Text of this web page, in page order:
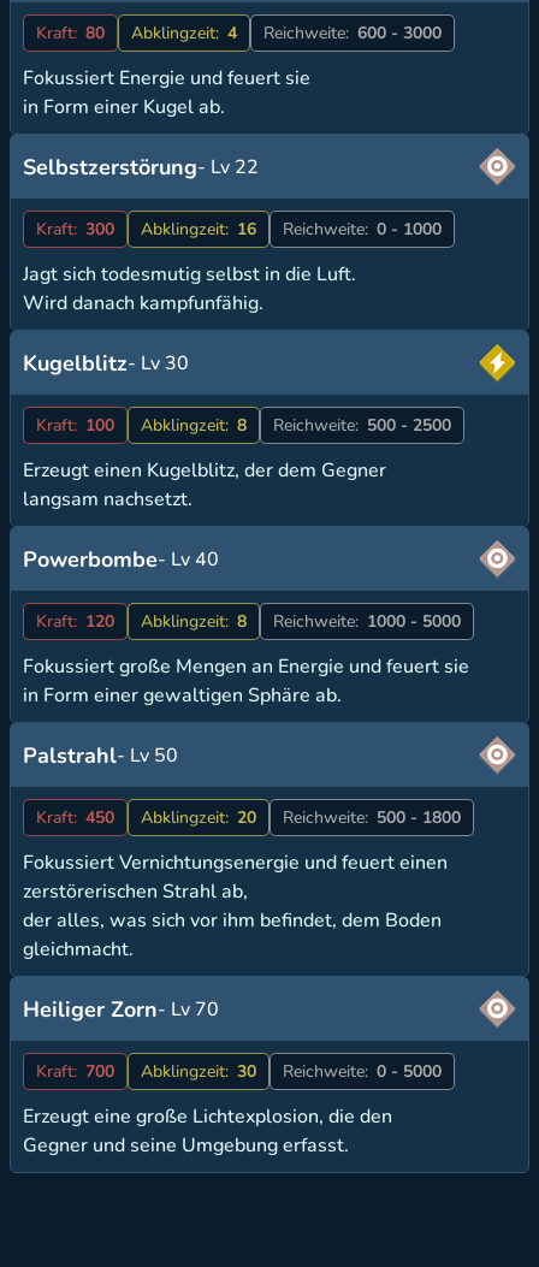
Kraft: 80 Abklingzeit: 4 Reichweite: 600 - 3000
Fokussiert Energie und feuert sie
in Form einer Kugel ab.
Selbstzerstörung- Lv 22
Kraft: 300 Abklingzeit: 16 Reichweite: 0 - 1000
Jagt sich todesmutig selbst in die Luft.
Wird danach kampfunfähig.
Kugelblitz- Lv 30
Kraft: 100 Abklingzeit: 8 Reichweite: 500 - 2500
Erzeugt einen Kugelblitz, der dem Gegner
langsam nachsetzt.
Powerbombe- Lv 40
Kraft: 120 Abklingzeit: 8 Reichweite: 1000 - 5000
Fokussiert große Mengen an Energie und feuert sie
in Form einer gewaltigen Sphäre ab.
Palstrahl- Lv 50
Kraft: 450 Abklingzeit: 20 Reichweite: 500 - 1800
Fokussiert Vernichtungsenergie und feuert einen
zerstörerischen Strahl ab,
der alles, was sich vor ihm befindet, dem Boden
gleichmacht.
Heiliger Zorn- Lv 70
Kraft: 700 Abklingzeit: 30 Reichweite: 0 - 5000
Erzeugt eine große Lichtexplosion, die den
Gegner und seine Umgebung erfasst.